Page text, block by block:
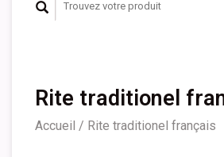
Rite traditionel
Accueil / Rite traditionel français